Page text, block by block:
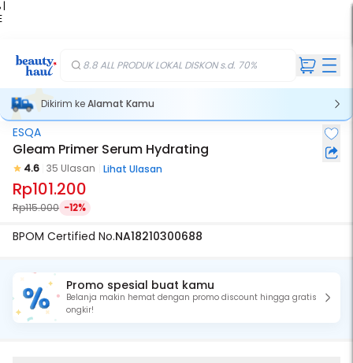
|
8.8 ALL PRODUK LOKAL DISKON s.d. 70%
Dikirim keAlamat Kamu
ESQA
Gleam Primer Serum Hydrating
4.6 35 Ulasan Lihat Ulasan
Rp101.200
Rp115.000 -12%
BPOM Certified No.NA18210300688
Promo spesial buat kamu
Belanja makin hemat dengan promo discount hingga gratis
ongkir!